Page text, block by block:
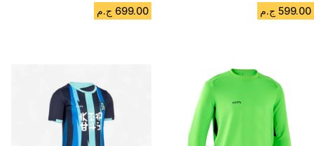
599.00 ج.م 699.00 ج.م